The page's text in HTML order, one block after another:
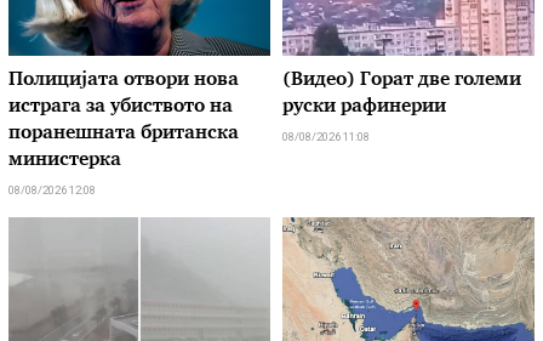
Полицијата отвори нова
истрага за убиството на
поранешната британска
министерка
08/08/2026 12:08
(Видео) Горат две големи
руски рафинерии
08/08/2026 11:08